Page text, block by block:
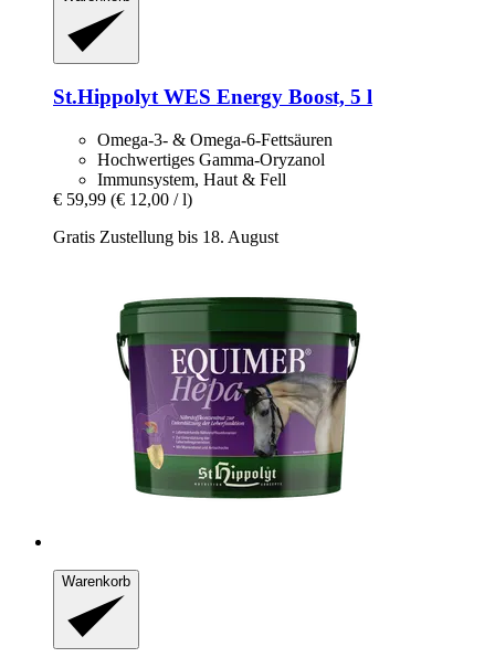
St.Hippolyt WES Energy Boost, 5 l
Omega-3- & Omega-6-Fettsäuren
Hochwertiges Gamma-Oryzanol
Immunsystem, Haut & Fell
€ 59,99 (€ 12,00 / l)
Gratis Zustellung bis 18. August
Warenkorb